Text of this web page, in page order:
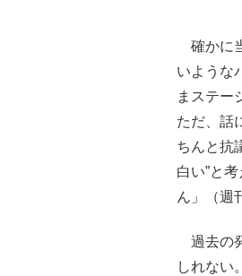
確かに
いような
まステー
ただ、話
ちんと抗
白い”と
ん」（週
過去の
しれない。